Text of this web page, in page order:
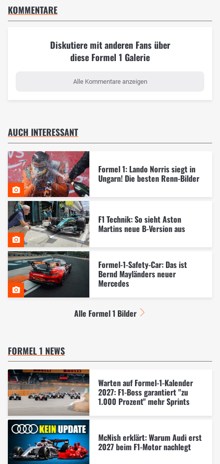
KOMMENTARE
Diskutiere mit anderen Fans über
diese Formel 1 Galerie
Alle Kommentare anzeigen
AUCH INTERESSANT
Formel 1: Lando Norris siegt in
Ungarn! Die besten Renn-Bilder
F1 Technik: So sieht Aston
Martins neue B-Version aus
Formel-1-Safety-Car: Das ist
Bernd Mayländers neuer
Mercedes
Alle Formel 1 Bilder
FORMEL 1 NEWS
Warten auf Formel-1-Kalender
2027: F1-Boss garantiert "zu
1.000 Prozent" mehr Sprints
McNish erklärt: Warum Audi erst
2027 beim F1-Motor nachlegt